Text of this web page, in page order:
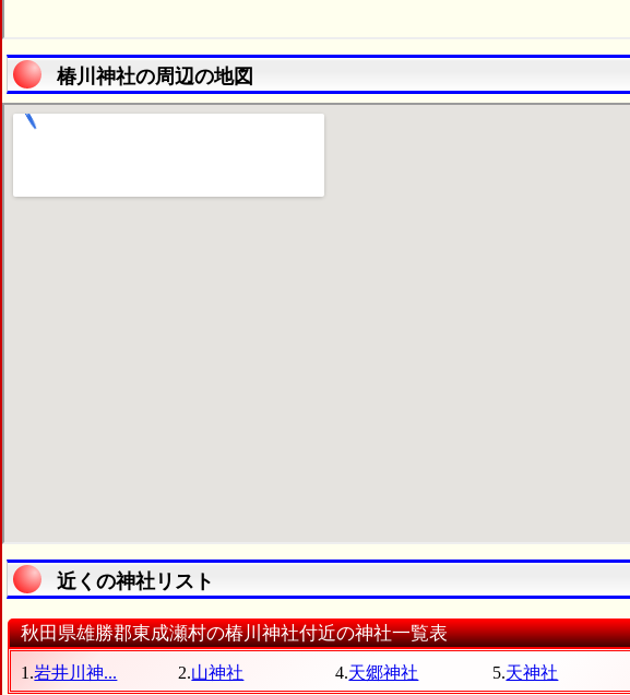
椿川神社の周辺の地図
近くの神社リスト
秋田県雄勝郡東成瀬村の椿川神社付近の神社一覧表
1.岩井川神... 2.山神社 4.天郷神社 5.天神社